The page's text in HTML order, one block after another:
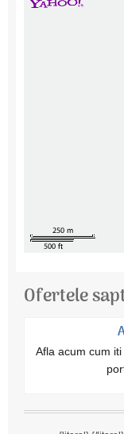
Ofertele
Afla acum cum